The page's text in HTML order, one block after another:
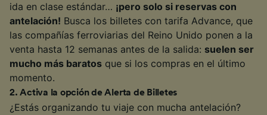
ida en clase estándar… ¡pero solo si reservas con
antelación! Busca los billetes con tarifa Advance, que
las compañías ferroviarias del Reino Unido ponen a la
venta hasta 12 semanas antes de la salida: suelen ser
mucho más baratos que si los compras en el último
momento.
2.Activa la opción de Alerta de Billetes
¿Estás organizando tu viaje con mucha antelación?